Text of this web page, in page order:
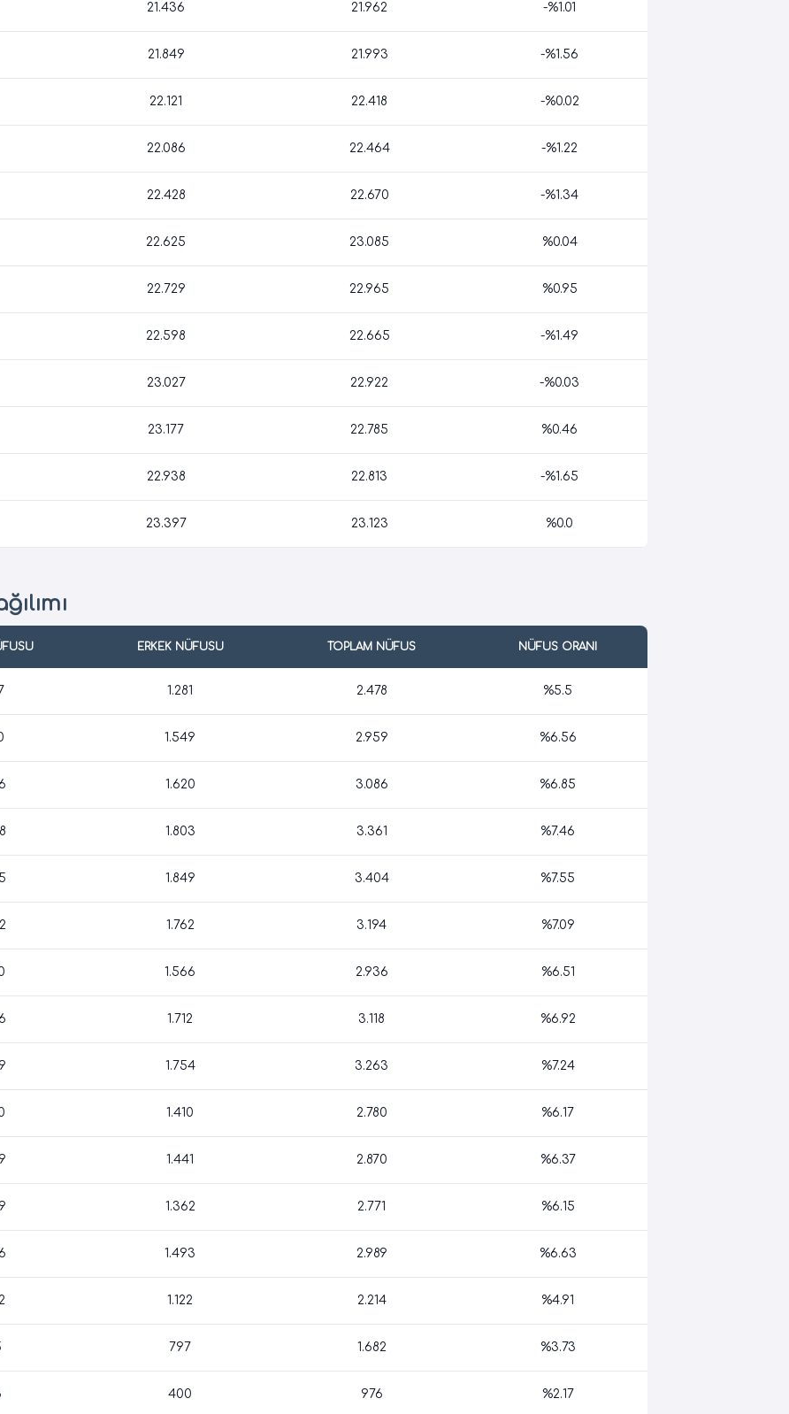
21.436 21.962 -%1.01
21.849 21.993 -%1.56
22.121 22.418 -%0.02
22.086 22.464 -%1.22
22.428 22.670 -%1.34
22.625 23.085 %0.04
22.729 22.965 %0.95
22.598 22.665 -%1.49
23.027 22.922 -%0.03
23.177 22.785 %0.46
22.938 22.813 -%1.65
23.397 23.123 %0.0
ERKEK NÜFUSU TOPLAM NÜFUS NÜFUS ORANI
1.281 2.478 %5.5
1.549 2.959 %6.56
1.620 3.086 %6.85
1.803 3.361 %7.46
1.849 3.404 %7.55
1.762 3.194 %7.09
1.566 2.936 %6.51
1.712 3.118 %6.92
1.754 3.263 %7.24
1.410 2.780 %6.17
1.441 2.870 %6.37
1.362 2.771 %6.15
1.493 2.989 %6.63
1.122 2.214 %4.91
797 1.682 %3.73
400 976 %2.17